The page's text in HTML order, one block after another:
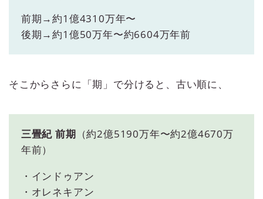
前期→約1億4310万年〜
後期→約1億50万年〜約6604万年前
そこからさらに「期」で分けると、古い順に、
三畳紀 前期 （約2億5190万年〜約2億4670万
年前）
・インドゥアン
・オレネキアン